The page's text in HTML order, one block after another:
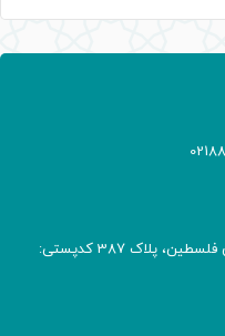
آدرس: پسـتی تهران، خیابان طالقانی، میدان فلسطین، پلاک 387 کدپستی: